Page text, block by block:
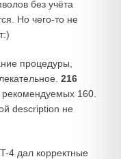
без учёта
Но чего-то не
процедуры,
216
160.
description не
4 дал корректные